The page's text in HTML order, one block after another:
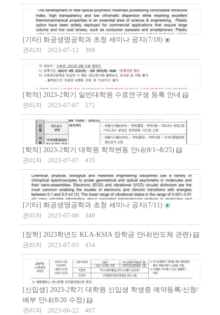
[기타] 화공생명공학과 초청 세미나 공지(7/18)
관리자
2023-07-12 369
[학적] 2023-2학기 일반대학원 수료연구생 등록 안내
관리자
2023-07-07 572
[학적] 2023-2학기 대학원 학적변동 안내(8/1~8/25)
관리자
2023-07-07 435
[기타] 화공생명공학과 초청 세미나 공지(7/11)
관리자
2023-07-06 340
[장학] 2023학년도 KLA-KSIA 장학금 안내(반도체 관련)
관리자
2023-07-03 454
[신입생] 2023-2학기 대학원 신입생 학생증 예약등록/신청/
배부 안내(8/20 수정)
관리자
2023-06-22 467